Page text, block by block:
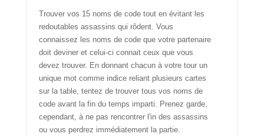
Trouver vos 15 noms de code tout en évitant les
redoutables assassins qui rôdent. Vous
connaissez les noms de code que votre partenaire
doit deviner et celui-ci connait ceux que vous
devez trouver. En donnant chacun à votre tour un
unique mot comme indice reliant plusieurs cartes
sur la table, tentez de trouver tous vos noms de
code avant la fin du temps imparti. Prenez garde,
cependant, à ne pas rencontrer l'in des assassins
ou vous perdrez immédiatement la partie.